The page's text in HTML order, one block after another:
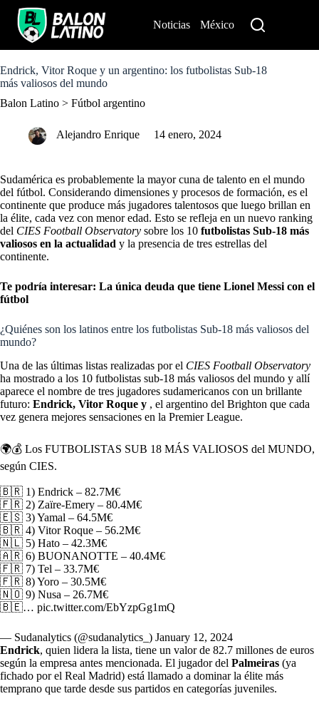
o
c
n
Noticias México
Endrick, Vitor Roque y un argentino: los futbolistas Sub-18
más valiosos del mundo
Balon Latino > Fútbol argentino
Alejandro Enrique 14 enero, 2024
Sudamérica es probablemente la mayor cuna de talento en el mundo
del fútbol. Considerando dimensiones y procesos de formación, es el
continente que produce más jugadores talentosos que luego brillan en
la élite, cada vez con menor edad. Esto se refleja en un nuevo ranking
del CIES Football Observatory sobre los 10 futbolistas Sub-18 más
valiosos en la actualidad y la presencia de tres estrellas del
continente.
Te podría interesar: La única deuda que tiene Lionel Messi con el
fútbol
¿Quiénes son los latinos entre los futbolistas Sub-18 más valiosos del
mundo?
Una de las últimas listas realizadas por el CIES Football Observatory
ha mostrado a los 10 futbolistas sub-18 más valiosos del mundo y allí
aparece el nombre de tres jugadores sudamericanos con un brillante
futuro: Endrick, Vitor Roque y , el argentino del Brighton que cada
vez genera mejores sensaciones en la Premier League.
🌍💰 Los FUTBOLISTAS SUB 18 MÁS VALIOSOS del MUNDO,
según CIES.
🇧🇷 1) Endrick – 82.7M€
🇫🇷 2) Zaïre-Emery – 80.4M€
🇪🇸 3) Yamal – 64.5M€
🇧🇷 4) Vitor Roque – 56.2M€
🇳🇱 5) Hato – 42.3M€
🇦🇷 6) BUONANOTTE – 40.4M€
🇫🇷 7) Tel – 33.7M€
🇫🇷 8) Yoro – 30.5M€
🇳🇴 9) Nusa – 26.7M€
🇧🇪… pic.twitter.com/EbYzpGg1mQ
— Sudanalytics (@sudanalytics_) January 12, 2024
Endrick, quien lidera la lista, tiene un valor de 82.7 millones de euros
según la empresa antes mencionada. El jugador del Palmeiras (ya
fichado por el Real Madrid) está llamado a dominar la élite más
temprano que tarde desde sus partidos en categorías juveniles.